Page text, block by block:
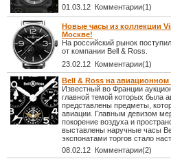
01.03.12 Комментарии(1)
Новые часы из коллекции
Москве!
На российский рынок
от компании Bell & Ross.
23.02.12 Комментарии(1)
Bell & Ross на
Известный во Франции
главной темой которых была
представлены предметы,
авиации. Главным девизом
покорение воздуха и
выставлены наручные часы
экспонатами торгов стало
08.02.12 Комментарии(2)